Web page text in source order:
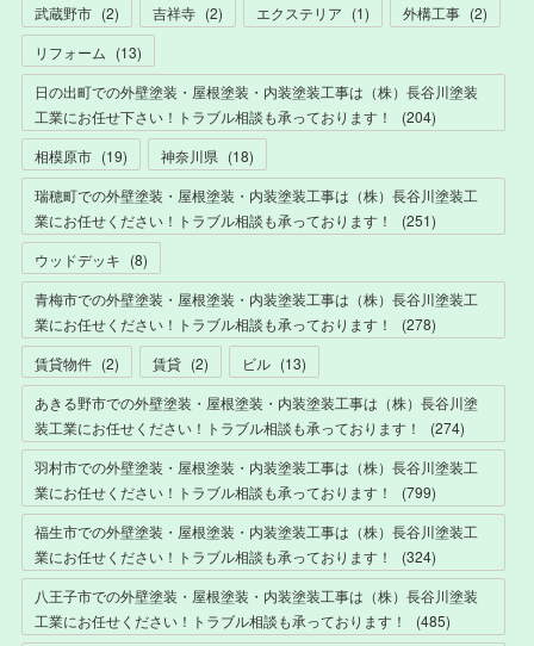
武蔵野市 (2) 吉祥寺 (2) エクステリア (1) 外構工事 (2)
リフォーム (13)
日の出町での外壁塗装・屋根塗装・内装塗装工事は（株）長谷川塗装
工業にお任せ下さい！トラブル相談も承っております！
(204)
相模原市 (19) 神奈川県 (18)
瑞穂町での外壁塗装・屋根塗装・内装塗装工事は（株）長谷川塗装工
業にお任せください！トラブル相談も承っております！
(251)
ウッドデッキ (8)
青梅市での外壁塗装・屋根塗装・内装塗装工事は（株）長谷川塗装工
業にお任せください！トラブル相談も承っております！
(278)
賃貸物件 (2) 賃貸 (2) ビル (13)
あきる野市での外壁塗装・屋根塗装・内装塗装工事は（株）長谷川塗
装工業にお任せください！トラブル相談も承っております！
(274)
羽村市での外壁塗装・屋根塗装・内装塗装工事は（株）長谷川塗装工
業にお任せください！トラブル相談も承っております！
(799)
福生市での外壁塗装・屋根塗装・内装塗装工事は（株）長谷川塗装工
業にお任せください！トラブル相談も承っております！
(324)
八王子市での外壁塗装・屋根塗装・内装塗装工事は（株）長谷川塗装
工業にお任せください！トラブル相談も承っております！
(485)